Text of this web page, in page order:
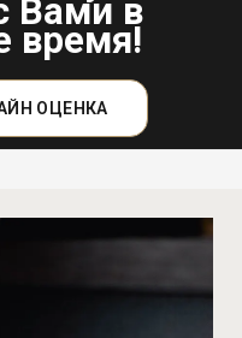
Вами в
время!
ОЦЕНКА